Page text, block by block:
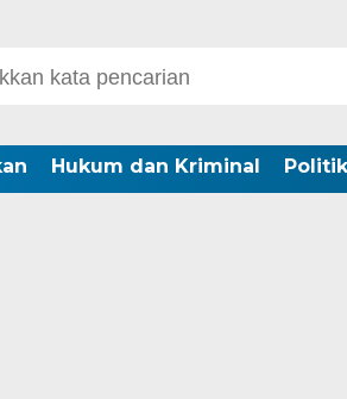
Hukum dan Kriminal Politik